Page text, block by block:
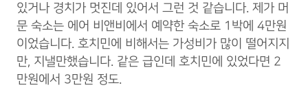
있거나 경치가 멋진데 있어서 그런 것 같습니다. 제가 머
문 숙소는 에어 비앤비에서 예약한 숙소로 1박에 4만원
이었습니다. 호치민에 비해서는 가성비가 많이 떨어지지
만, 지낼만했습니다. 같은 급인데 호치민에 있었다면 2
만원에서 3만원 정도.